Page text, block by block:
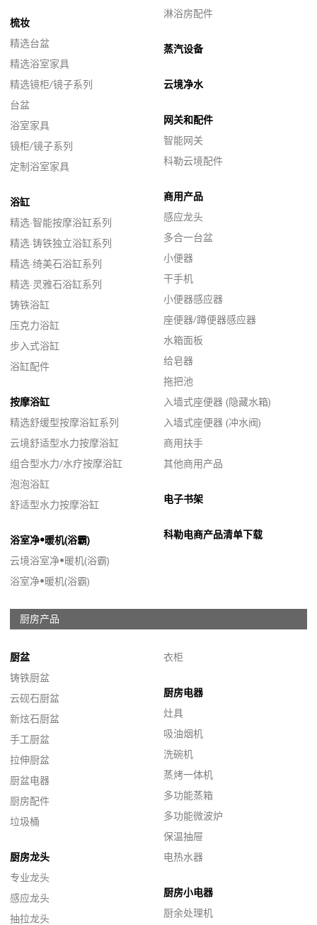
梳妆
精选台盆
精选浴室家具
精选镜柜/镜子系列
台盆
浴室家具
镜柜/镜子系列
定制浴室家具
浴缸
精选·智能按摩浴缸系列
精选·铸铁独立浴缸系列
精选·绮美石浴缸系列
精选·灵雅石浴缸系列
铸铁浴缸
压克力浴缸
步入式浴缸
浴缸配件
按摩浴缸
精选舒缓型按摩浴缸系列
云境舒适型水力按摩浴缸
组合型水力/水疗按摩浴缸
泡泡浴缸
舒适型水力按摩浴缸
浴室净•暖机(浴霸)
云境浴室净•暖机(浴霸)
浴室净•暖机(浴霸)
淋浴房配件
蒸汽设备
云境净水
网关和配件
智能网关
科勒云境配件
商用产品
感应龙头
多合一台盆
小便器
干手机
小便器感应器
座便器/蹲便器感应器
水箱面板
给皂器
拖把池
入墙式座便器 (隐藏水箱)
入墙式座便器 (冲水阀)
商用扶手
其他商用产品
电子书架
科勒电商产品清单下载
厨房产品
厨盆
铸铁厨盆
云砚石厨盆
新炫石厨盆
手工厨盆
拉伸厨盆
厨盆电器
厨房配件
垃圾桶
厨房龙头
专业龙头
感应龙头
抽拉龙头
衣柜
厨房电器
灶具
吸油烟机
洗碗机
蒸烤一体机
多功能蒸箱
多功能微波炉
保温抽屉
电热水器
厨房小电器
厨余处理机